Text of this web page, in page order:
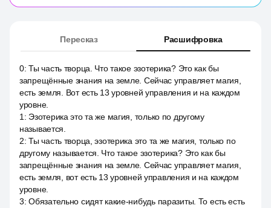
Пересказ Расшифровка
0:Ты часть творца. Что такое эзотерика? Это как бы
запрещённые знания на земле. Сейчас управляет магия,
есть земля. Вот есть 13 уровней управления и на каждом
уровне.
1 : Эзотерика это та же магия, только по другому
называется.
2:Ты часть творца, эзотерика это та же магия, только по
другому называется. Что такое эзотерика? Это как бы
запрещённые знания на земле. Сейчас управляет магия,
есть земля, вот есть 13 уровней управления и на каждом
уровне.
3:Обязательно сидят какие-нибудь паразиты. То есть есть